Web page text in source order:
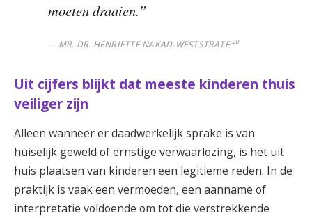
moeten draaien.”
MR. DR. HENRIËTTE NAKAD-WESTSTRATE20
Uit cijfers blijkt dat meeste kinderen thuis
veiliger zijn
Alleen wanneer er daadwerkelijk sprake is van
huiselijk geweld of ernstige verwaarlozing, is het uit
huis plaatsen van kinderen een legitieme reden. In de
praktijk is vaak een vermoeden, een aanname of
interpretatie voldoende om tot die verstrekkende